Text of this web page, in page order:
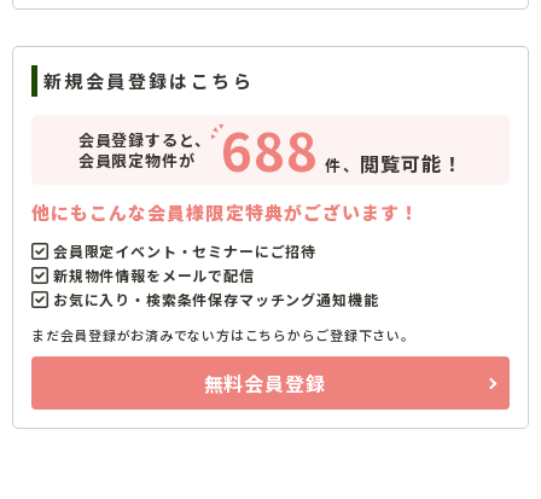
新規会員登録はこちら
会員登録すると、
会員限定物件が
688 件、 閲覧可能！
他にもこんな会員様限定特典がございます！
会員限定イベント・セミナーにご招待
新規物件情報をメールで配信
お気に入り・検索条件保存マッチング通知機能
まだ会員登録がお済みでない方はこちらからご登録下さい。
無料会員登録